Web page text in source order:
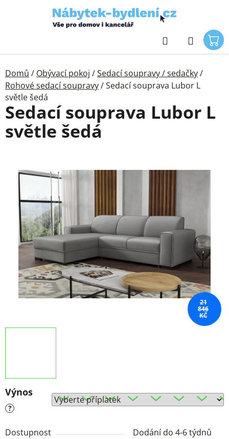
Hledat
Domů / Obývací pokoj /Sedací soupravy / sedačky/
Rohové sedací soupravy/Sedací souprava Lubor L
světle šedá
Výnos
?
Dostupnost
Dodání do 4-6 týdnů
Sedací souprava Lubor L
světle šedá
21
846
KČ